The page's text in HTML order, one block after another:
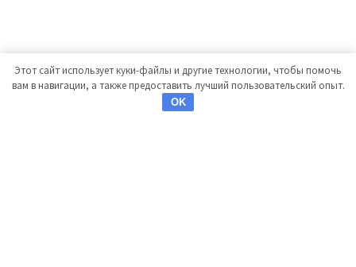
Этот сайт использует куки-файлы и другие технологии, чтобы помочь
вам в навигации, а также предоставить лучший пользовательский опыт.
OK